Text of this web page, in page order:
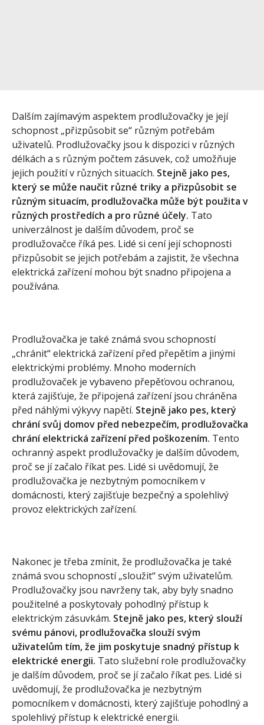
Dalším zajímavým aspektem prodlužovačky je její
schopnost „přizpůsobit se“ různým potřebám
uživatelů. Prodlužovačky jsou k dispozici v různých
délkách a s různým počtem zásuvek, což umožňuje
jejich použití v různých situacích. Stejně jako pes,
který se může naučit různé triky a přizpůsobit se
různým situacím, prodlužovačka může být použita v
různých prostředích a pro různé účely. Tato
univerzálnost je dalším důvodem, proč se
prodlužovačce říká pes. Lidé si cení její schopnosti
přizpůsobit se jejich potřebám a zajistit, že všechna
elektrická zařízení mohou být snadno připojena a
používána.
Prodlužovačka je také známá svou schopností
„chránit“ elektrická zařízení před přepětím a jinými
elektrickými problémy. Mnoho moderních
prodlužovaček je vybaveno přepěťovou ochranou,
která zajišťuje, že připojená zařízení jsou chráněna
před náhlými výkyvy napětí. Stejně jako pes, který
chrání svůj domov před nebezpečím, prodlužovačka
chrání elektrická zařízení před poškozením. Tento
ochranný aspekt prodlužovačky je dalším důvodem,
proč se jí začalo říkat pes. Lidé si uvědomují, že
prodlužovačka je nezbytným pomocníkem v
domácnosti, který zajišťuje bezpečný a spolehlivý
provoz elektrických zařízení.
Nakonec je třeba zmínit, že prodlužovačka je také
známá svou schopností „sloužit“ svým uživatelům.
Prodlužovačky jsou navrženy tak, aby byly snadno
použitelné a poskytovaly pohodlný přístup k
elektrickým zásuvkám. Stejně jako pes, který slouží
svému pánovi, prodlužovačka slouží svým
uživatelům tím, že jim poskytuje snadný přístup k
elektrické energii. Tato služební role prodlužovačky
je dalším důvodem, proč se jí začalo říkat pes. Lidé si
uvědomují, že prodlužovačka je nezbytným
pomocníkem v domácnosti, který zajišťuje pohodlný a
spolehlivý přístup k elektrické energii.